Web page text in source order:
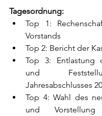
Tagesordnung:
Top 1:
Vorstands
Top 2: Bericht der
Top 3: Entlastung
und
Jahresabschlusses
Top 4: Wahl des
und